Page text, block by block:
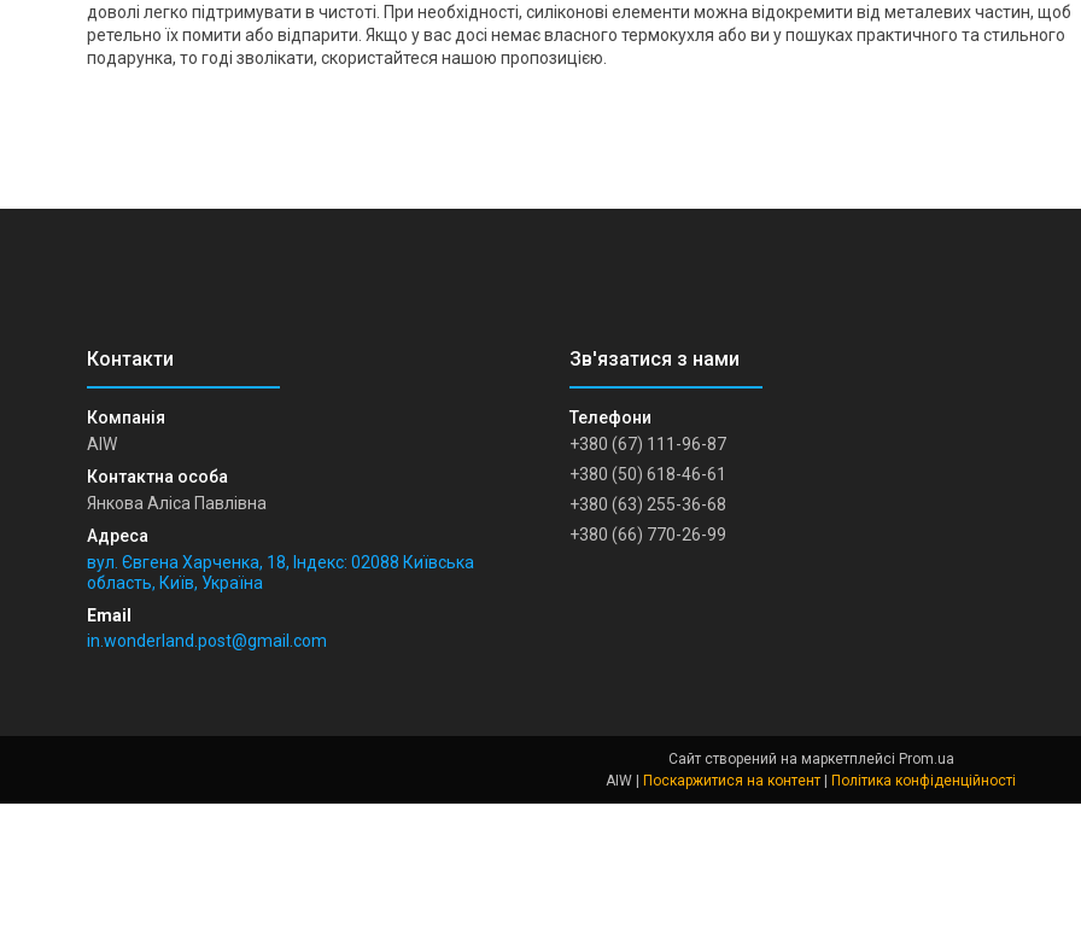
доволі легко підтримувати в чистоті. При необхідності, силіконові елементи можна відокремити від металевих частин, щоб
ретельно їх помити або відпарити. Якщо у вас досі немає власного термокухля або ви у пошуках практичного та стильного
подарунка, то годі зволікати, скористайтеся нашою пропозицією.
AIW
Янкова Аліса Павлівна
вул. Євгена Харченка, 18, Індекс: 02088 Київська
область, Київ, Україна
in.wonderland.post@gmail.com
+380 (67) 111-96-87
+380 (50) 618-46-61
+380 (63) 255-36-68
+380 (66) 770-26-99
Сайт створений на маркетплейсі Prom.ua
AIW | Поскаржитися на контент | Політика конфіденційності